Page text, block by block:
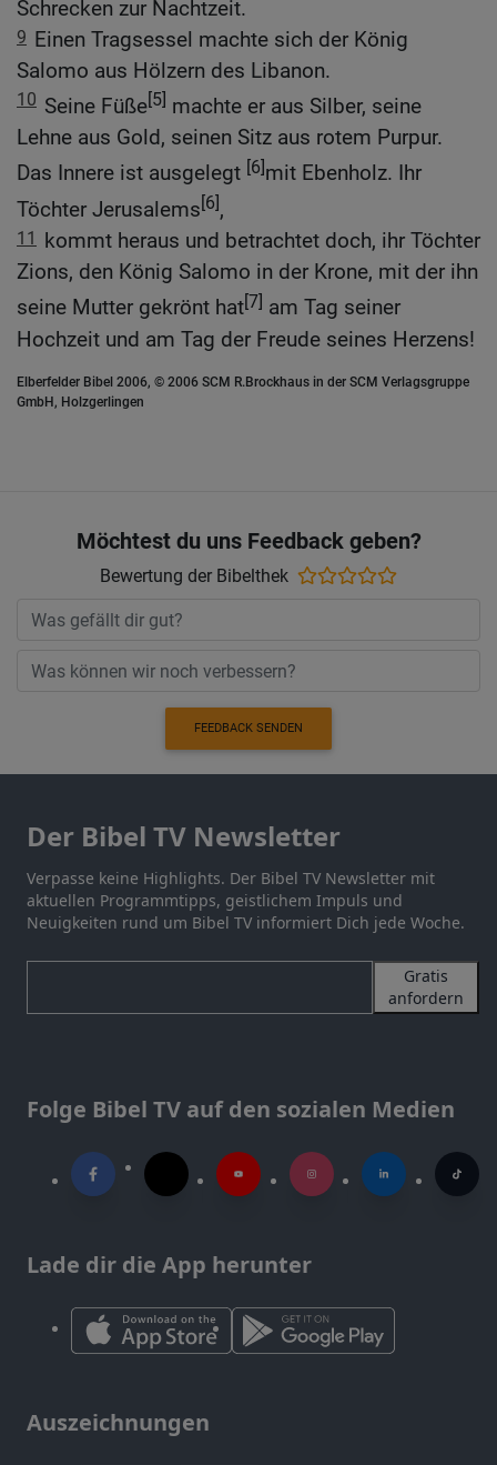
Schrecken zur Nachtzeit.
9 Einen Tragsessel machte sich der König
Salomo aus Hölzern des Libanon.
10 Seine Füße[5] machte er aus Silber, seine
Lehne aus Gold, seinen Sitz aus rotem Purpur.
Das Innere ist ausgelegt [6]mit Ebenholz. Ihr
Töchter Jerusalems[6],
11
kommt heraus und betrachtet doch, ihr Töchter
Zions, den König Salomo in der Krone, mit der ihn
seine Mutter gekrönt hat[7] am Tag seiner
Hochzeit und am Tag der Freude seines Herzens!
Elberfelder Bibel 2006, © 2006 SCM R.Brockhaus in der SCM Verlagsgruppe
GmbH, Holzgerlingen
Möchtest du uns Feedback geben?
Bewertung der Bibelthek
FEEDBACK SENDEN
Der Bibel TV Newsletter
Verpasse keine Highlights. Der Bibel TV Newsletter mit
aktuellen Programmtipps, geistlichem Impuls und
Neuigkeiten rund um Bibel TV informiert Dich jede Woche.
Gratis
anfordern
Folge Bibel TV auf den sozialen Medien
Lade dir die App herunter
Auszeichnungen